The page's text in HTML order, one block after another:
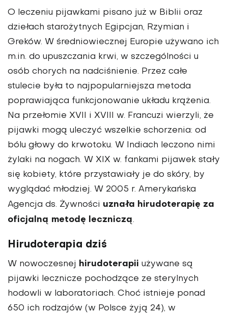
O leczeniu pijawkami pisano już w Biblii oraz
dziełach starożytnych Egipcjan, Rzymian i
Greków. W średniowiecznej Europie używano ich
m.in. do upuszczania krwi, w szczególności u
osób chorych na nadciśnienie. Przez całe
stulecie była to najpopularniejsza metoda
poprawiająca funkcjonowanie układu krążenia.
Na przełomie XVII i XVIII w. Francuzi wierzyli, że
pijawki mogą uleczyć wszelkie schorzenia: od
bólu głowy do krwotoku. W Indiach leczono nimi
żylaki na nogach. W XIX w. fankami pijawek stały
się kobiety, które przystawiały je do skóry, by
wyglądać młodziej. W 2005 r. Amerykańska
Agencja ds. Żywności uznała hirudoterapię za
oficjalną metodę leczniczą.
Hirudoterapia dziś
W nowoczesnej hirudoterapii używane są
pijawki lecznicze pochodzące ze sterylnych
hodowli w laboratoriach. Choć istnieje ponad
650 ich rodzajów (w Polsce żyją 24), w